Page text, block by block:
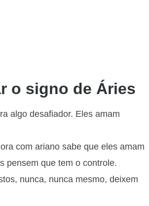
o signo de Áries
algo desafiador. Eles amam
com ariano sabe que eles amam
pensem que tem o controle.
nunca, nunca mesmo, deixem